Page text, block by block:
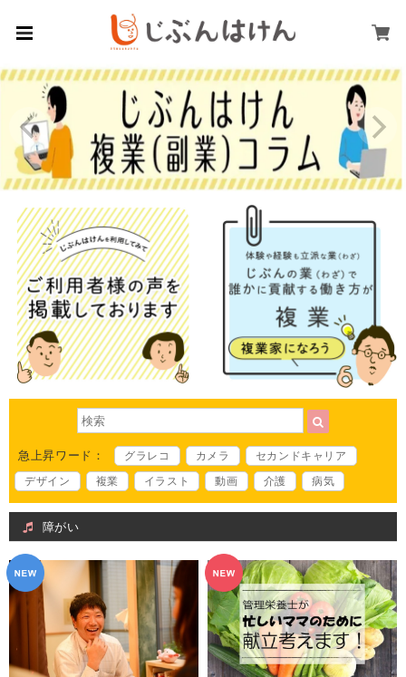
急上昇ワード： グラレコ カメラ
セカンドキャリア
デザイン
複業 イラスト 動画 介護 病気
障がい